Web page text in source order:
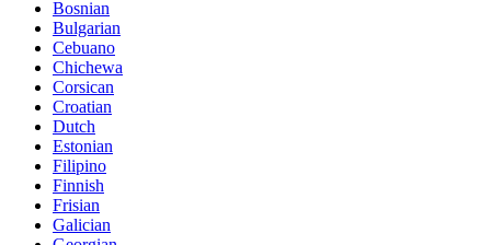
Bosnian
Bulgarian
Cebuano
Chichewa
Corsican
Croatian
Dutch
Estonian
Filipino
Finnish
Frisian
Galician